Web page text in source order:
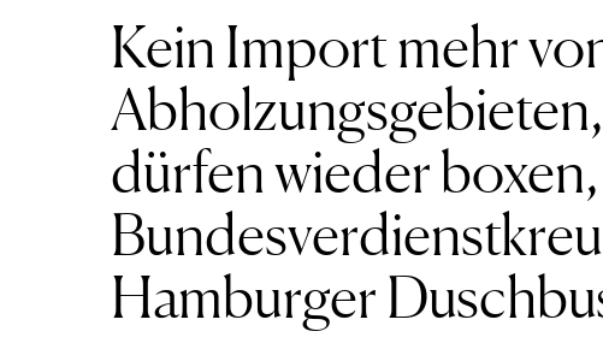
Kein Import mehr
dürfen wieder boxen,
Hamburger